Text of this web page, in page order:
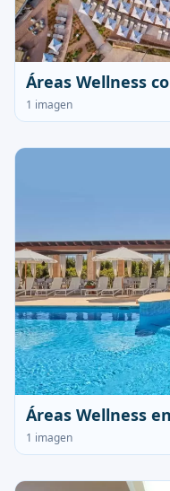
Áreas Wellness
1 imagen
Áreas Wellness
1 imagen